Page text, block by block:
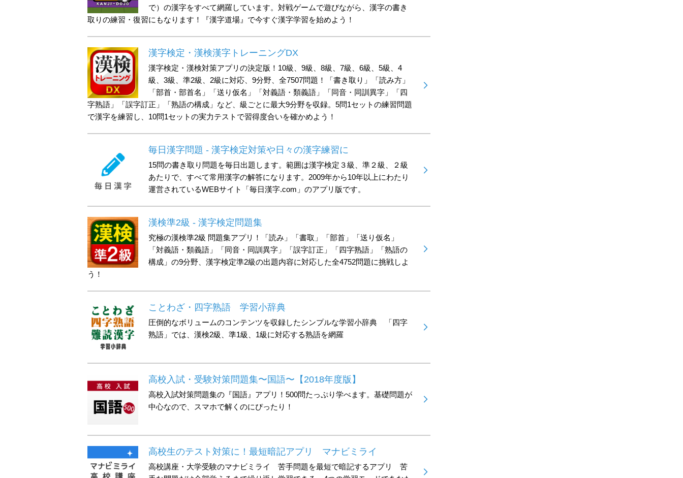
で）の漢字をすべて網羅しています。対戦ゲームで遊びながら、漢字の書き
取りの練習・復習にもなります！『漢字道場』で今すぐ漢字学習を始めよう！
漢字検定・漢検漢字トレーニングDX
漢字検定・漢検対策アプリの決定版！10級、9級、8級、7級、6級、5級、4
級、3級、準2級、2級に対応、9分野、全7507問題！「書き取り」「読み方」
「部首・部首名」「送り仮名」「対義語・類義語」「同音・同訓異字」「四
字熟語」「誤字訂正」「熟語の構成」など、級ごとに最大9分野を収録。5問1セットの練習問題
で漢字を練習し、10問1セットの実力テストで習得度合いを確かめよう！
毎日漢字問題 - 漢字検定対策や日々の漢字練習に
15問の書き取り問題を毎日出題します。範囲は漢字検定３級、準２級、２級
あたりで、すべて常用漢字の解答になります。2009年から10年以上にわたり
運営されているWEBサイト「毎日漢字.com」のアプリ版です。
漢検準2級 - 漢字検定問題集
究極の漢検準2級 問題集アプリ！「読み」「書取」「部首」「送り仮名」
「対義語・類義語」「同音・同訓異字」「誤字訂正」「四字熟語」「熟語の
構成」の9分野、漢字検定準2級の出題内容に対応した全4752問題に挑戦しよ
う！
ことわざ・四字熟語 学習小辞典
圧倒的なボリュームのコンテンツを収録したシンプルな学習小辞典 「四字
熟語」では、漢検2級、準1級、1級に対応する熟語を網羅
高校入試・受験対策問題集〜国語〜【2018年度版】
高校入試対策問題集の『国語』アプリ！500問たっぷり学べます。基礎問題が
中心なので、スマホで解くのにぴったり！
高校生のテスト対策に！最短暗記アプリ マナビミライ
高校講座・大学受験のマナビミライ 苦手問題を最短で暗記するアプリ 苦